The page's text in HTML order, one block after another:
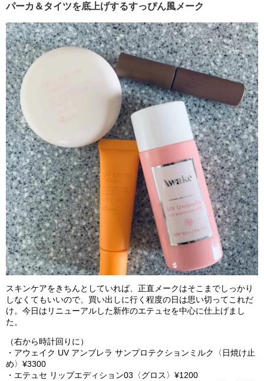
パーカ＆タイツを底上げするすっぴん風メーク
スキンケアをきちんとしていれば、正直メークはそこまでしっかり
しなくてもいいので、買い出しに行く程度の日は思い切ってこれだ
け。今日はリニューアルした新作のエテュセを中心に仕上げまし
た。
（右から時計回りに）
・アウェイク UV アンブレラ サンプロテクションミルク〈日焼け止
め〉¥3300
・エテュセ リップエディション03〈グロス〉¥1200